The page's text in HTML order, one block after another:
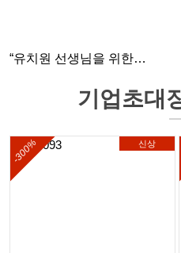
“유치원 선생님을 위한
제본했습니다.”기업초대
신상
-300%